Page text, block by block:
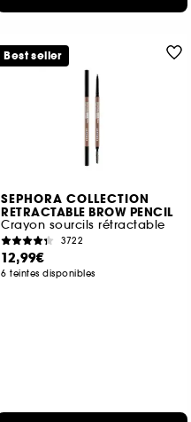
SEPHORA COLLECTION
RETRACTABLE BROW PENCIL
Crayon sourcils rétractable
3722
12,99€
6 teintes disponibles
Best seller